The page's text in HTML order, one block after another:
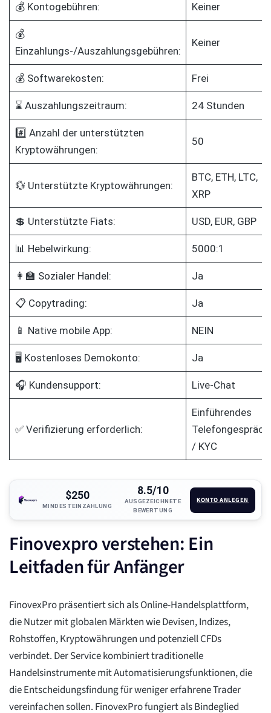
💰 Kontogebühren: Keiner
💰
Einzahlungs-/Auszahlungsgebühren:
Keiner
💰 Softwarekosten: Frei
⌛ Auszahlungszeitraum: 24 Stunden
#️⃣ Anzahl der unterstützten
Kryptowährungen:
50
💱 Unterstützte Kryptowährungen:
BTC, ETH, LTC,
XRP
💲 Unterstützte Fiats: USD, EUR, GBP
📊 Hebelwirkung: 5000:1
👩‍🏫 Sozialer Handel: Ja
📋 Copytrading: Ja
📱 Native mobile App: NEIN
🖥️ Kostenloses Demokonto: Ja
🎧 Kundensupport: Live-Chat
✅ Verifizierung erforderlich:
Einführendes
Telefongespräch
/ KYC
$250
MINDESTEINZAHLUNG
8.5/10
AUSGEZEICHNETE
BEWERTUNG
KONTO ANLEGEN
Finovexpro verstehen: Ein
Leitfaden für Anfänger
FinovexPro präsentiert sich als Online-Handelsplattform,
die Nutzer mit globalen Märkten wie Devisen, Indizes,
Rohstoffen, Kryptowährungen und potenziell CFDs
verbindet. Der Service kombiniert traditionelle
Handelsinstrumente mit Automatisierungsfunktionen, die
die Entscheidungsfindung für weniger erfahrene Trader
vereinfachen sollen. FinovexPro fungiert als Bindeglied